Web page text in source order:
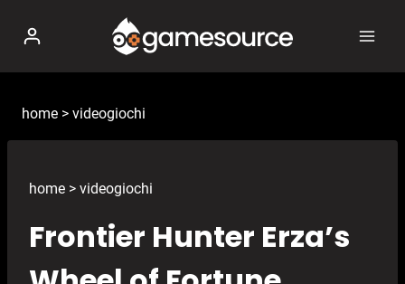
contenuto
home > videogiochi
home > videogiochi
Frontier Hunter Erza’s